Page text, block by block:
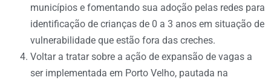
municípios e fomentando sua adoção pelas redes para
identificação de crianças de 0 a 3 anos em situação de
vulnerabilidade que estão fora das creches.
Voltar a tratar sobre a ação de expansão de vagas a
ser implementada em Porto Velho, pautada na